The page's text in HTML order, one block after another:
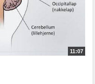
11:07